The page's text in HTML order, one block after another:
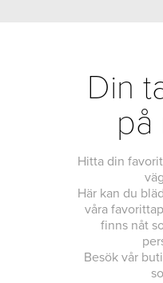
Din
på
Hitta din
Här kan du
våra
finns nåt
Besök vår